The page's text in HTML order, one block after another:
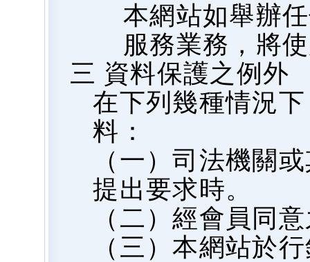
本網站如舉辦
服務業務，將
三 資料保護之例外
在下列幾種情況
料：
（一）司法機關
提出要求時。
（二）經會員同
（三）本網站於